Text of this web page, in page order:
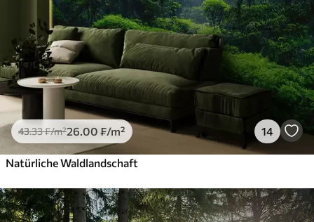
43.33₣/m²26 .00 ₣/m² 14
Natürliche Waldlandschaft